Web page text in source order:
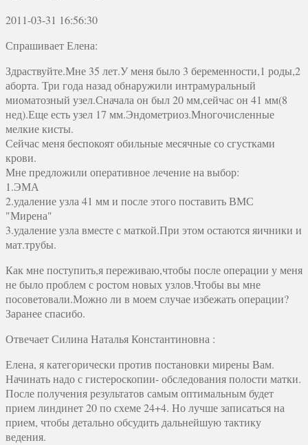
2011-03-31 16:56:30
Спрашивает Елена:
Здраствуйте.Мне 35 лет.У меня было 3 беременности,1 роды,2
аборта. Три года назад обнаружили интрамуральный
миоматозный узел.Сначала он был 20 мм,сейчас он 41 мм(8
нед).Еще есть узел 17 мм.Эндометриоз.Многочисленные
мелкие кисты.
Сейчас меня беспокоят обильные месячные со сгустками
крови.
Мне предложили оперативное лечение на выбор:
1.ЭМА
2.удаление узла 41 мм и после этого поставить ВМС
"Мирена"
3.удаление узла вместе с маткой.При этом остаются яичники и
мат.трубы.
Как мне поступить,я переживаю,чтобы после операции у меня
не было проблем с ростом новых узлов.Чтобы вы мне
посоветовали.Можно ли в моем случае избежать операции?
Заранее спасибо.
ОтвечаетСилина Наталья Константиновна :
Елена, я категорически против постановки мирены Вам.
Начинать надо с гистероскопии- обследования полости матки.
После получения результатов самым оптимальным будет
прием линдинет 20 по схеме 24+4. Но лучше записаться на
прием, чтобы детально обсудить дальнейшую тактику
ведения.